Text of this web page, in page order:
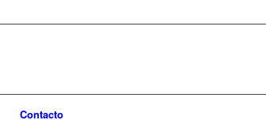
Contacto